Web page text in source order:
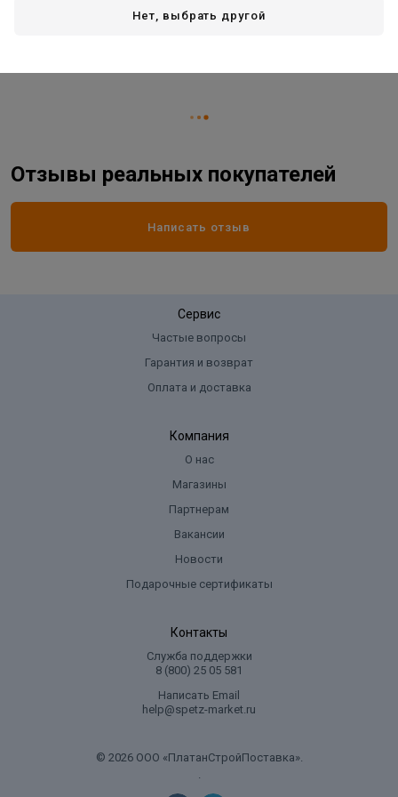
Отзывы реальных покупателей
Написать отзыв
Сервис
Частые вопросы
Гарантия и возврат
Оплата и доставка
Компания
О нас
Магазины
Партнерам
Вакансии
Новости
Подарочные сертификаты
Контакты
Служба поддержки
8 (800) 25 05 581
Написать Email
help@spetz-market.ru
© 2026 ООО «ПлатанСтройПоставка».
.
Нет, выбрать другой